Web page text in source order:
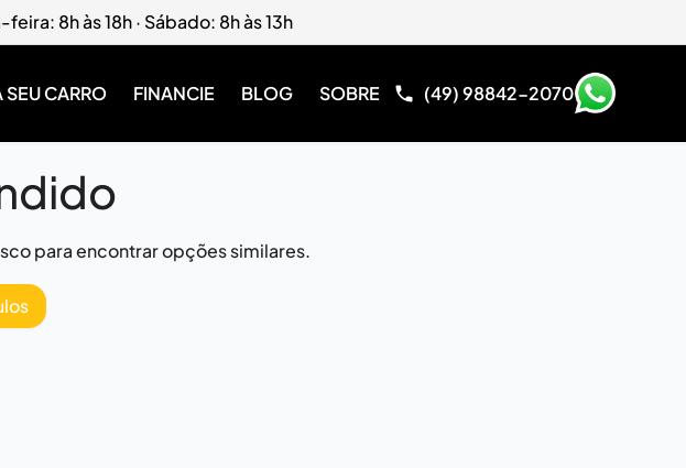
8h às 18h · Sábado: 8h às 13h
SEU CARRO FINANCIE BLOG SOBRE (49) 98842-2070
para encontrar opções similares.